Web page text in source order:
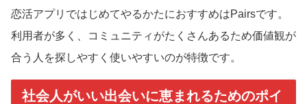
恋活アプリではじめてやるかたにおすすめはPairsです。
利用者が多く、コミュニティがたくさんあるため価値観が
合う人を探しやすく使いやすいのが特徴です。
社会人がいい出会いに恵まれるためのポイ